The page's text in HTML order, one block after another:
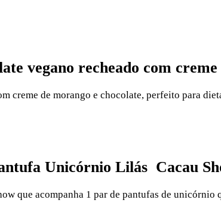
vegano recheado com
creme de morango e chocolate, perfeito para
Unicórnio Lilás Cacau
que acompanha 1 par de pantufas de